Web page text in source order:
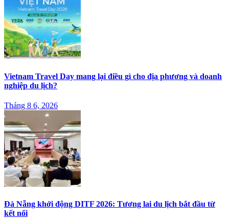
Vietnam Travel Day mang lại điều gì cho địa phương và doanh
nghiệp du lịch?
Tháng 8 6, 2026
Đà Nẵng khởi động DITF 2026: Tương lai du lịch bắt đầu từ
kết nối